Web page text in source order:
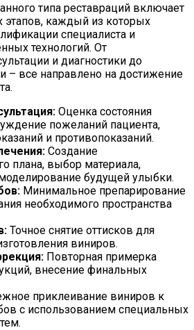
типа реставраций включает
каждый из которых
специалиста и
технологий. От
и диагностики до
– все направлено на достижение
Оценка состояния
пожеланий пациента,
и противопоказаний.
Создание
плана, выбор материала,
будущей улыбки.
Минимальное препарирование
необходимого пространства
Точное снятие оттисков для
виниров.
Повторная примерка
внесение финальных
приклеивание виниров к
с использованием специальных